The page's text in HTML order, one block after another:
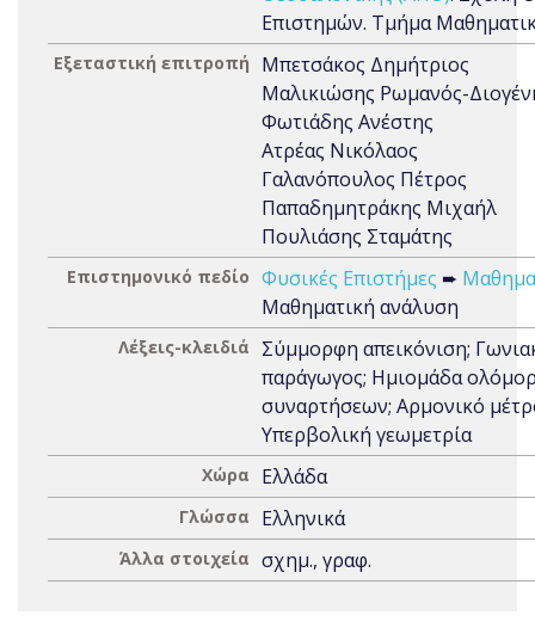
Επιστημών. Τμήμα
Εξεταστική επιτροπή
Μπετσάκος Δημήτριος
Μαλικιώσης Ρωμανός-
Φωτιάδης Ανέστης
Ατρέας Νικόλαος
Γαλανόπουλος Πέτρος
Παπαδημητράκης Μιχαήλ
Πουλιάσης Σταμάτης
Επιστημονικό πεδίο Φυσικές Επιστήμες ➨
Μαθηματική ανάλυση
Λέξεις-κλειδιά
Σύμμορφη απεικόνιση;
παράγωγος; Ημιομάδα
συναρτήσεων; Αρμονικό
Υπερβολική γεωμετρία
Χώρα Ελλάδα
Γλώσσα Ελληνικά
Άλλα στοιχεία σχημ., γραφ.